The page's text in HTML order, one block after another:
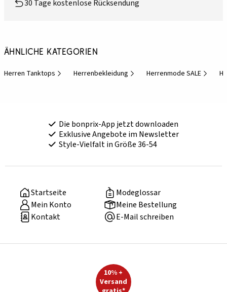
30 Tage kostenlose Rücksendung
Ähnliche Kategorien
Herren Tanktops Herrenbekleidung Herrenmode SALE
Die bonprix-App jetzt downloaden
Exklusive Angebote im Newsletter
Style-Vielfalt in Größe 36-54
Startseite
Modeglossar
Mein Konto
Meine Bestellung
Kontakt
E-Mail schreiben
10% +
Versand